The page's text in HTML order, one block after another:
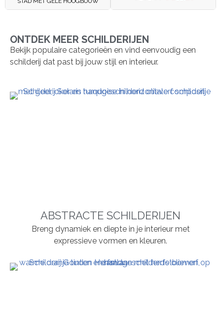
ONTDEK MEER SCHILDERIJEN
Bekijk populaire categorieën en vind eenvoudig een
schilderij dat past bij jouw stijl en interieur.
ABSTRACTE SCHILDERIJEN
Breng dynamiek en diepte in je interieur met
expressieve vormen en kleuren.